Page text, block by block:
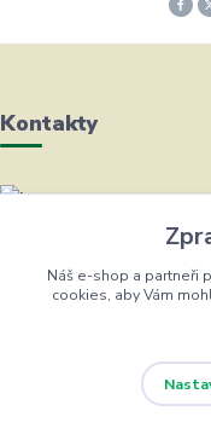
Kontakty
Helena Bayerová
+420 604 711 491
(Po-Čt, 8-16 hod.)
Náš e-shop a partneři
cookies, aby Vám